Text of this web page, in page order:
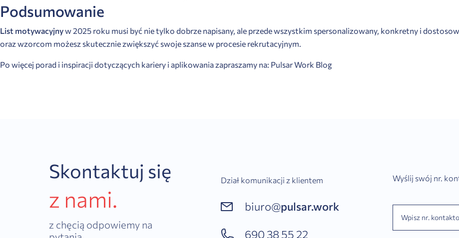
Podsumowanie
List motywacyjnyw 2025 roku musi być nie tylko dobrze napisany, ale przede wszystkim spersonalizowany, konkretny i
oraz wzorcom możesz skutecznie zwiększyć swoje szanse w procesie rekrutacyjnym.
Po więcej porad i inspiracji dotyczących kariery i aplikowania zapraszamy na: Pulsar Work Blog
Skontaktuj się
z nami.
z chęcią odpowiemy na
Dział komunikacji z klientem
biuro@pulsar.work
690 38 55 22
Wyślij swój nr.